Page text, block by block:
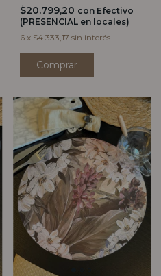
$20.799,20 con Efectivo
(PRESENCIAL en locales)
6 x $4.333,17 sin interés